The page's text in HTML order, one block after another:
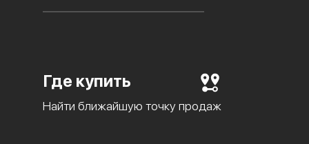
Где купить
Найти ближайшую точку продаж